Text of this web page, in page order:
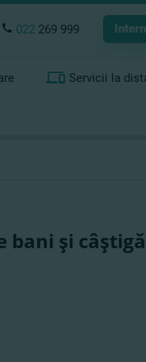
022 269 999
Servicii la
bani şi